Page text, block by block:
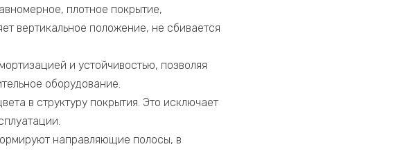
плотное покрытие,
вертикальное положение, не сбивается
и устойчивостью, позволяя
оборудование.
в структуру покрытия. Это исключает
направляющие полосы, в